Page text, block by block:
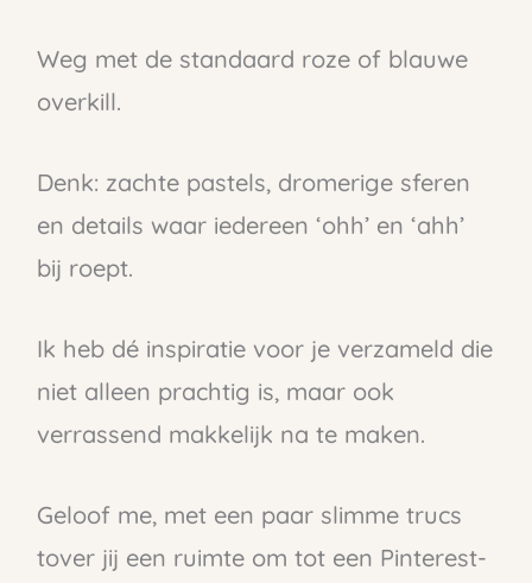
Weg met de standaard roze of blauwe
overkill.
Denk: zachte pastels, dromerige sferen
en details waar iedereen ‘ohh’ en ‘ahh’
bij roept.
Ik heb dé inspiratie voor je verzameld die
niet alleen prachtig is, maar ook
verrassend makkelijk na te maken.
Geloof me, met een paar slimme trucs
tover jij een ruimte om tot een Pinterest-